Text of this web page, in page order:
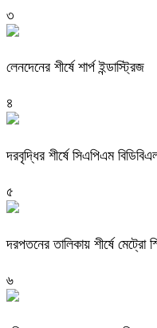
৩
লেনদেনের শীর্ষে শার্প ইন্ডাস্ট্রিজ
৪
দরবৃদ্ধির শীর্ষে সিএপিএম
৫
দরপতনের তালিকায় শীর্ষে মেট্রো
৬